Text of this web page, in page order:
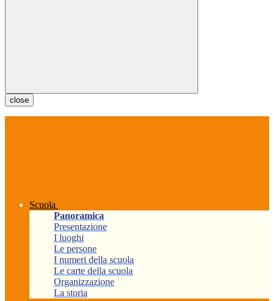
close
Scuola
Panoramica
Presentazione
I luoghi
Le persone
I numeri della scuola
Le carte della scuola
Organizzazione
La storia